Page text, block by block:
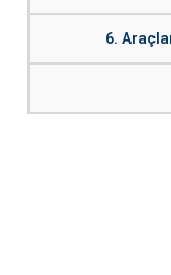
6.